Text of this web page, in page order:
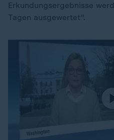
Erkundungsergebnisse
Tagen ausgewertet".